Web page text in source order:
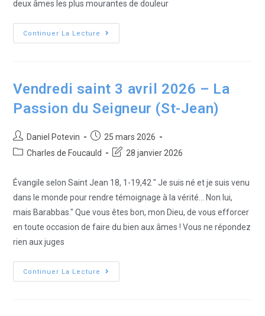
deux âmes les plus mourantes de douleur
Continuer La Lecture
Vendredi saint 3 avril 2026 – La
Passion du Seigneur (St-Jean)
Daniel Potevin
25 mars 2026
Charles de Foucauld
28 janvier 2026
Évangile selon Saint Jean 18, 1-19,42 " Je suis né et je suis venu
dans le monde pour rendre témoignage à la vérité... Non lui,
mais Barabbas." Que vous êtes bon, mon Dieu, de vous efforcer
en toute occasion de faire du bien aux âmes ! Vous ne répondez
rien aux juges
Continuer La Lecture